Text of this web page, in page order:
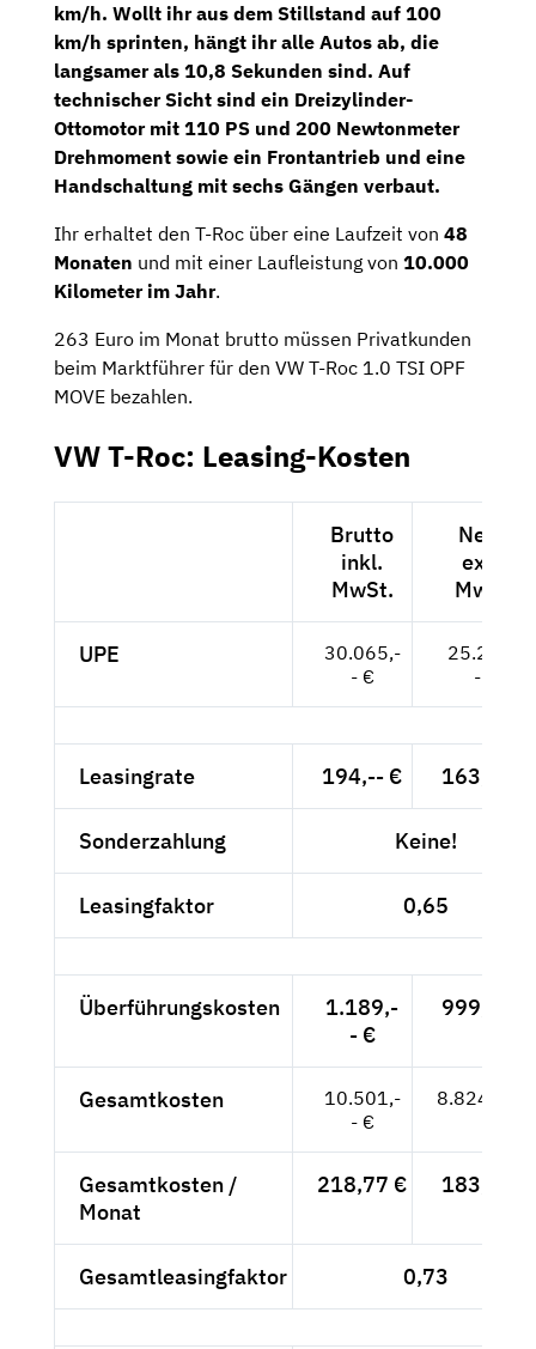
km/h. Wollt ihr aus dem Stillstand auf 100
km/h sprinten, hängt ihr alle Autos ab, die
langsamer als 10,8 Sekunden sind. Auf
technischer Sicht sind ein Dreizylinder-
Ottomotor mit 110 PS und 200 Newtonmeter
Drehmoment sowie ein Frontantrieb und eine
Handschaltung mit sechs Gängen verbaut.
Ihr erhaltet den T-Roc über eine Laufzeit von 48
Monaten und mit einer Laufleistung von 10.000
Kilometer im Jahr.
263 Euro im Monat brutto müssen Privatkunden
beim Marktführer für den VW T-Roc 1.0 TSI OPF
MOVE bezahlen.
VW T-Roc: Leasing-Kosten
Brutto
inkl.
MwSt.
Netto
exkl.
MwSt.
UPE
30.065,-
- €
25.265,-
- €
Leasingrate 194,-- € 163,03 €
Sonderzahlung Keine!
Leasingfaktor 0,65
Überführungskosten
1.189,-
- €
999,16 €
Gesamtkosten
10.501,-
- €
8.824,37 €
Gesamtkosten /
Monat
218,77 € 183,84 €
Gesamtleasingfaktor 0,73